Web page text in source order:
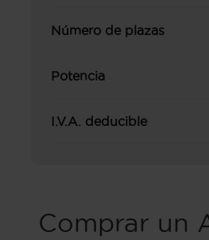
Número de plazas
Potencia
I.V.A. deducible
Comprar un